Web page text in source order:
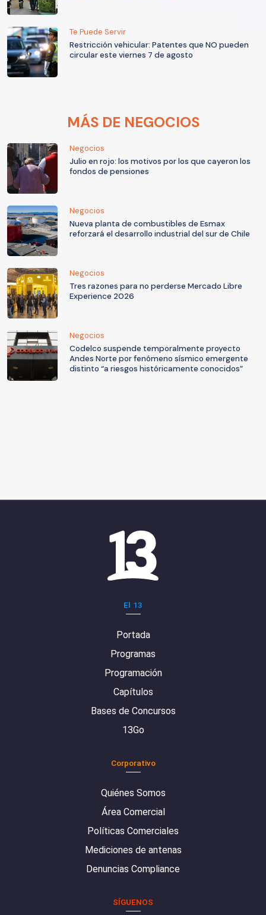
Te Puede Servir
Restricción vehicular: Patentes que NO pueden
circular este viernes 7 de agosto
MÁS DE NEGOCIOS
Negocios
Julio en rojo: los motivos por los que cayeron los
fondos de pensiones
Negocios
Nueva planta de combustibles de Esmax
reforzará el desarrollo industrial del sur de Chile
Negocios
Tres razones para no perderse Mercado Libre
Experience 2026
Negocios
Codelco suspende temporalmente proyecto
Andes Norte por fenómeno sísmico emergente
distinto “a riesgos históricamente conocidos”
El 13
Portada
Programas
Programación
Capítulos
Bases de Concursos
13Go
Corporativo
Quiénes Somos
Área Comercial
Políticas Comerciales
Mediciones de antenas
Denuncias Compliance
SÍGUENOS